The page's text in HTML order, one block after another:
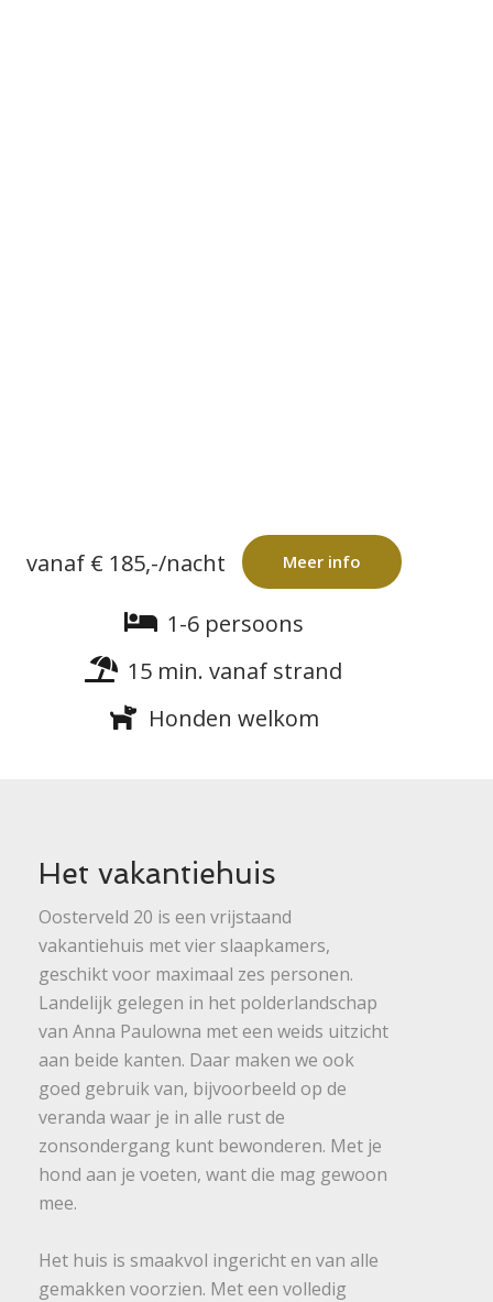
vanaf € 185,-/nacht Meer info
1-6 persoons
15 min. vanaf strand
Honden welkom
Het vakantiehuis
Oosterveld 20 is een vrijstaand
vakantiehuis met vier slaapkamers,
geschikt voor maximaal zes personen.
Landelijk gelegen in het polderlandschap
van Anna Paulowna met een weids uitzicht
aan beide kanten. Daar maken we ook
goed gebruik van, bijvoorbeeld op de
veranda waar je in alle rust de
zonsondergang kunt bewonderen. Met je
hond aan je voeten, want die mag gewoon
mee.
Het huis is smaakvol ingericht en van alle
gemakken voorzien. Met een volledig